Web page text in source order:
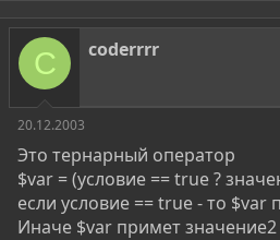
C coderrrr
20.12.2003
Это тернарный оператор
$var = (условие == true ?
если условие == true - то $var
Иначе $var примет значение2